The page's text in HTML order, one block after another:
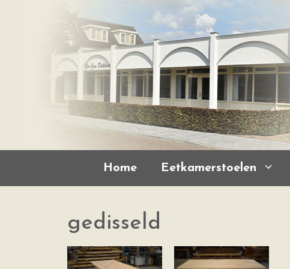
Home Eetkamerstoelen
gedisseld